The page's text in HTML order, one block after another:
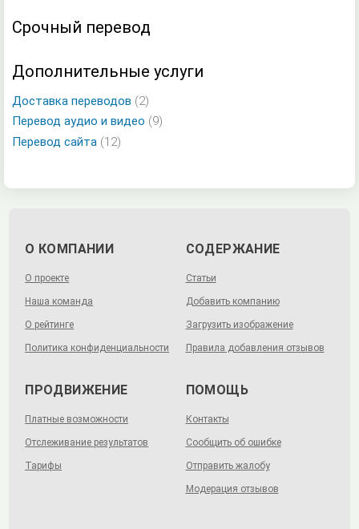
Срочный перевод
Дополнительные услуги
Доставка переводов (2)
Перевод аудио и видео (9)
Перевод сайта (12)
О КОМПАНИИ
О проекте
Наша команда
О рейтинге
Политика конфиденциальности
СОДЕРЖАНИЕ
Статьи
Добавить компанию
Загрузить изображение
Правила добавления отзывов
ПРОДВИЖЕНИЕ
Платные возможности
Отслеживание результатов
Тарифы
ПОМОЩЬ
Контакты
Сообщить об ошибке
Отправить жалобу
Модерация отзывов